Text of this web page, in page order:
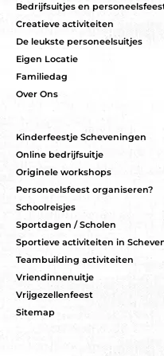
Bedrijfsuitjes en
Creatieve activiteiten
De leukste personeelsuitjes
Eigen Locatie
Familiedag
Over Ons
Kinderfeestje Scheveningen
Online bedrijfsuitje
Originele workshops
Personeelsfeest organiseren?
Schoolreisjes
Sportdagen / Scholen
Sportieve activiteiten in
Teambuilding activiteiten
Vriendinnenuitje
Vrijgezellenfeest
Sitemap